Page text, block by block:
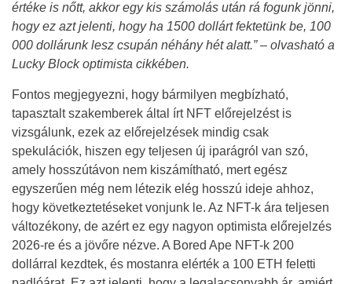
értéke is nőtt, akkor egy kis számolás után rá fogunk jönni,
hogy ez azt jelenti, hogy ha 1500 dollárt fektetünk be, 100
000 dollárunk lesz csupán néhány hét alatt.” – olvasható a
Lucky Block optimista cikkében.
Fontos megjegyezni, hogy bármilyen megbízható,
tapasztalt szakemberek által írt NFT előrejelzést is
vizsgálunk, ezek az előrejelzések mindig csak
spekulációk, hiszen egy teljesen új iparágról van szó,
amely hosszútávon nem kiszámítható, mert egész
egyszerűen még nem létezik elég hosszú ideje ahhoz,
hogy következtetéseket vonjunk le. Az NFT-k ára teljesen
változékony, de azért ez egy nagyon optimista előrejelzés
2026-re és a jövőre nézve. A Bored Ape NFT-k 200
dollárral kezdtek, és mostanra elérték a 100 ETH feletti